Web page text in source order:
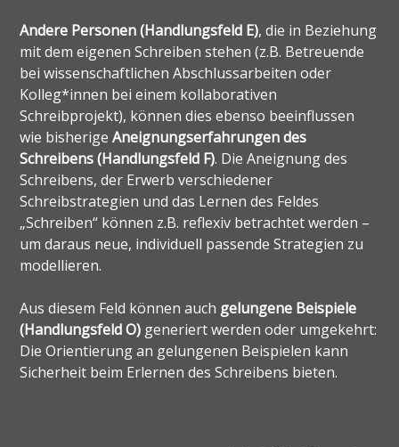
Andere Personen (Handlungsfeld E), die in Beziehung
mit dem eigenen Schreiben stehen (z.B. Betreuende
bei wissenschaftlichen Abschlussarbeiten oder
Kolleg*innen bei einem kollaborativen
Schreibprojekt), können dies ebenso beeinflussen
wie bisherigeAneignungserfahrungen des
Schreibens (Handlungsfeld F). Die Aneignung des
Schreibens, der Erwerb verschiedener
Schreibstrategien und das Lernen des Feldes
„Schreiben“ können z.B. reflexiv betrachtet werden –
um daraus neue, individuell passende Strategien zu
modellieren.
Aus diesem Feld können auch gelungene Beispiele
(Handlungsfeld O) generiert werden oder umgekehrt:
Die Orientierung an gelungenen Beispielen kann
Sicherheit beim Erlernen des Schreibens bieten.